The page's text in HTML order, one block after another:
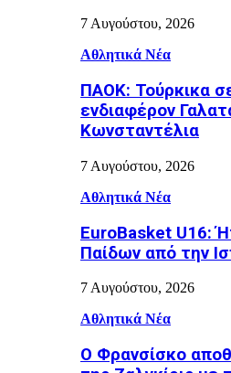
7 Αυγούστου, 2026
Αθλητικά Νέα
ΠΑΟΚ: Τούρκικα
ενδιαφέρον
Κωνσταντέλια
7 Αυγούστου, 2026
Αθλητικά Νέα
EuroBasket U16:
Παίδων από την
7 Αυγούστου, 2026
Αθλητικά Νέα
Ο Φρανσίσκο